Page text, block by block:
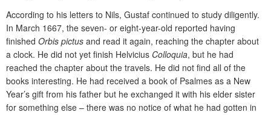
According to his letters to Nils, Gustaf continued to study diligently.
In March 1667, the seven- or eight-year-old reported having
finished Orbis pictus and read it again, reaching the chapter about
a clock. He did not yet finish Helvicius Colloquia, but he had
reached the chapter about the travels. He did not find all of the
books interesting. He had received a book of Psalmes as a New
Year’s gift from his father but he exchanged it with his elder sister
for something else – there was no notice of what he had gotten in